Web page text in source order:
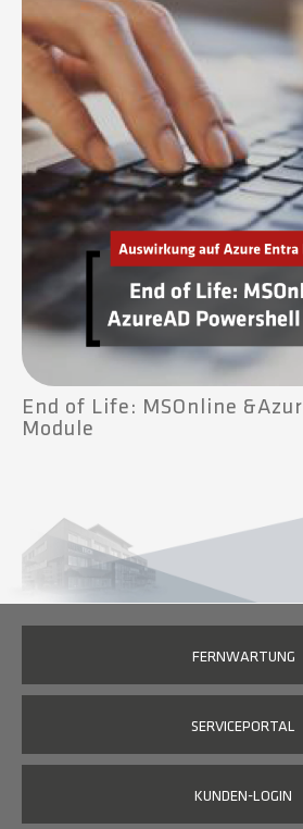
End of Life: MSOnline
Module
FERNWARTUNG
SERVICEPORTAL
KUNDEN-LOGIN